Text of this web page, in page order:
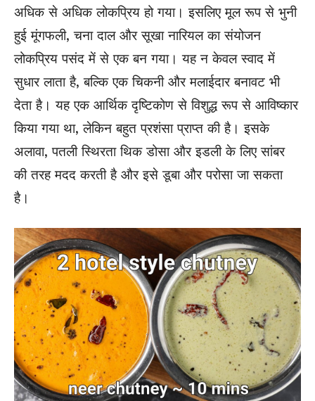
अधिक से अधिक लोकप्रिय हो गया। इसलिए मूल रूप से भुनी
हुई मूंगफली, चना दाल और सूखा नारियल का संयोजन
लोकप्रिय पसंद में से एक बन गया। यह न केवल स्वाद में
सुधार लाता है, बल्कि एक चिकनी और मलाईदार बनावट भी
देता है। यह एक आर्थिक दृष्टिकोण से विशुद्ध रूप से आविष्कार
किया गया था, लेकिन बहुत प्रशंसा प्राप्त की है। इसके
अलावा, पतली स्थिरता थिक डोसा और इडली के लिए सांबर
की तरह मदद करती है और इसे डूबा और परोसा जा सकता
है।